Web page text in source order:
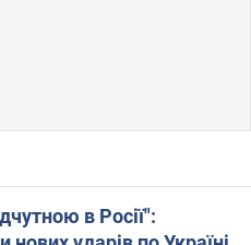
в Росії":